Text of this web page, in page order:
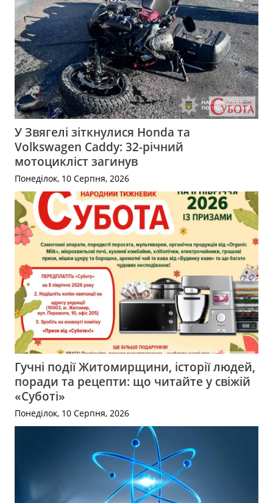
У Звягелі зіткнулися Honda та
Volkswagen Caddy: 32-річний
мотоцикліст загинув
Понеділок, 10 Серпня, 2026
Гучні події Житомирщини, історії людей,
поради та рецепти: що читайте у свіжій
«Суботі»
Понеділок, 10 Серпня, 2026